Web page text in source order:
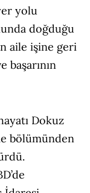
yolu
doğduğu
aile işine geri
Dokuz
bölümünden